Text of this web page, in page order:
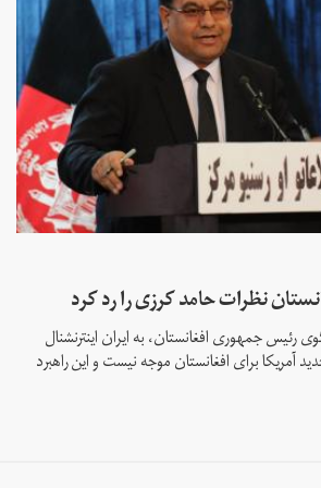
نظرات حامد کرزی را رد کرد
جمهوری افغانستان، به ایران اینترنشنال
آمریکا برای افغانستان موجه نیست و این راهبرد